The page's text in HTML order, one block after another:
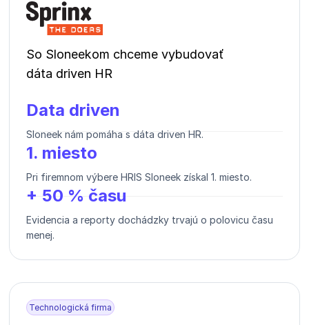
So Sloneekom chceme vybudovať
dáta driven HR
Data driven
Sloneek nám pomáha s dáta driven HR.
1. miesto
Pri firemnom výbere HRIS Sloneek získal 1. miesto.
+ 50 % času
Evidencia a reporty dochádzky trvajú o polovicu času
menej.
Technologická firma